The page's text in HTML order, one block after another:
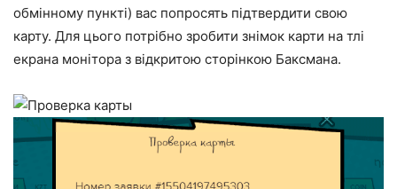
обмінному пункті) вас попросять підтвердити свою
карту. Для цього потрібно зробити знімок карти на тлі
екрана монітора з відкритою сторінкою Баксмана.